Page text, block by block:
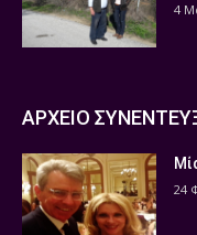
4
ΑΡΧΕΙΟ
24